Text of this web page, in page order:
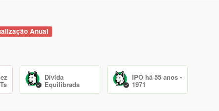
Anual
Dívida
Equilibrada
IPO há 55 anos -
1971